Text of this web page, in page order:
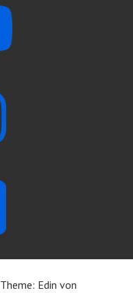
Theme: Edin von